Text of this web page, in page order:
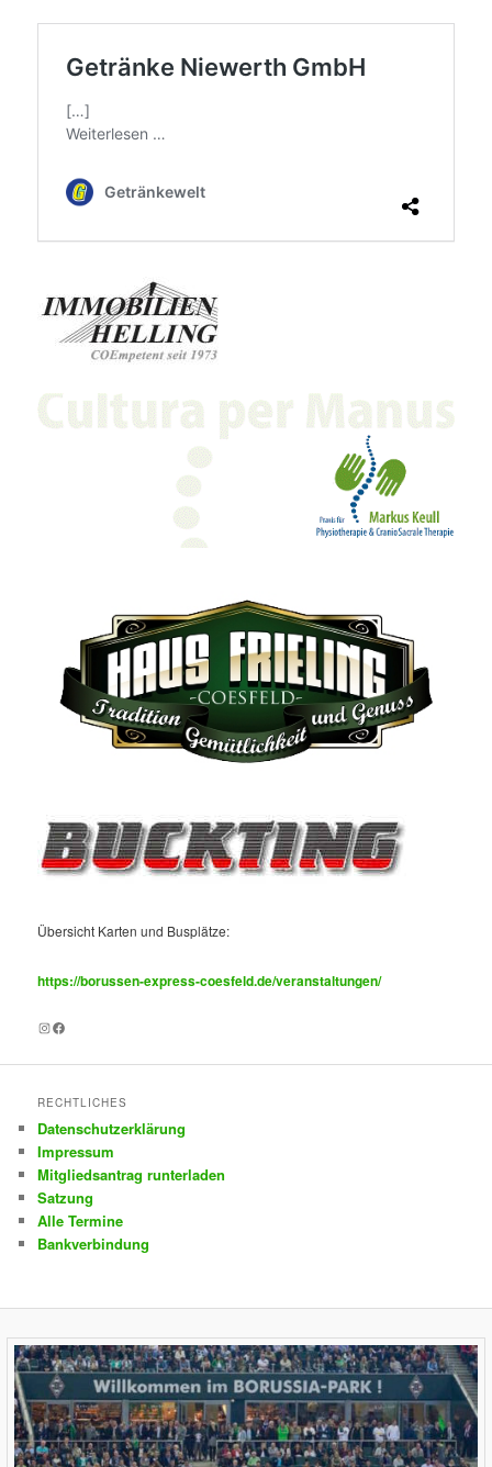
Übersicht Karten und Busplätze:
https://borussen-express-coesfeld.de/veranstaltungen/
Instagram
Facebook
RECHTLICHES
Datenschutzerklärung
Impressum
Mitgliedsantrag runterladen
Satzung
Alle Termine
Bankverbindung